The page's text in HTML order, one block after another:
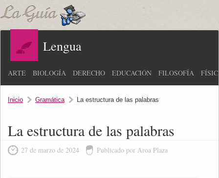
Lengua
ARTE BIOLOGÍA DERECHO EDUCACIÓN FILOSOFÍA
Inicio Gramática La estructura de las palabras
La estructura de las palabras
27 de marzo de 2024 Publicado por Aroa Plaza